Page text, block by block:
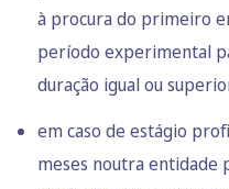
à procura do primeiro
período experimental
duração igual ou
em caso de estágio
meses noutra entidade